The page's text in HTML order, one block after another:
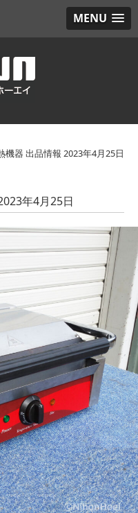
MENU
機器 出品情報 2023年4月25日
年4月25日